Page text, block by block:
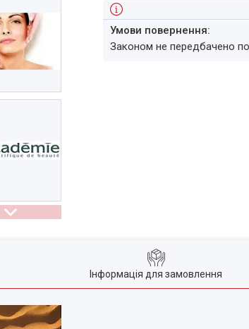
Законом не передбачено
Інформація для замовлення